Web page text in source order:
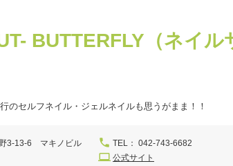
BUTTERFLY（ネイ
のセルフネイル・ジェルネイルも思うがまま！！
3-13-6 マキノビル
TEL： 042-743-6682
公式サイト